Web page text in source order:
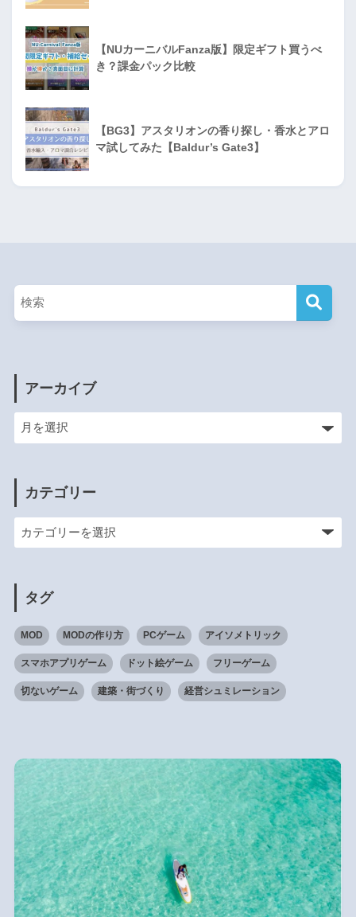
【NUカーニバルFanza版】限定ギフト買うべ
き？課金パック比較
【BG3】アスタリオンの香り探し・香水とアロ
マ試してみた【Baldur’s Gate3】
アーカイブ
カテゴリー
タグ
MOD MODの作り方 PCゲーム アイソメトリック
スマホアプリゲーム ドット絵ゲーム フリーゲーム
切ないゲーム 建築・街づくり 経営シュミレーション